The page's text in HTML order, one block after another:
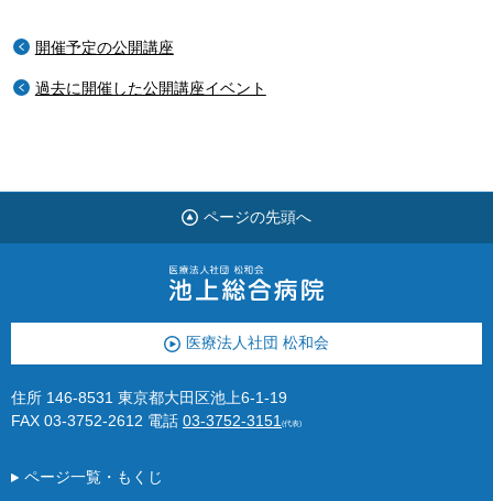
開催予定の公開講座
過去に開催した公開講座イベント
ページの先頭へ
医療法人社団 松和会
住所 146-8531 東京都大田区池上6-1-19
FAX 03-3752-2612 電話 03-3752-3151(代表)
ページ一覧・もくじ